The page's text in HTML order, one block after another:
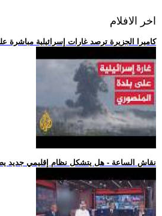
اخر الافلام
.. كاميرا الجزيرة ترصد غارات إسرائيلية مباشرة
.. نقاش الساعة - هل يتشكل نظام إقليمي جديد